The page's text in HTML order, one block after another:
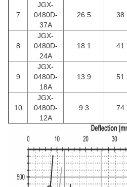
7
JGX-
0480D-
37A
26.5
8
JGX-
0480D-
24A
18.1
9
JGX-
0480D-
18A
13.9
10
JGX-
0480D-
12A
9.3